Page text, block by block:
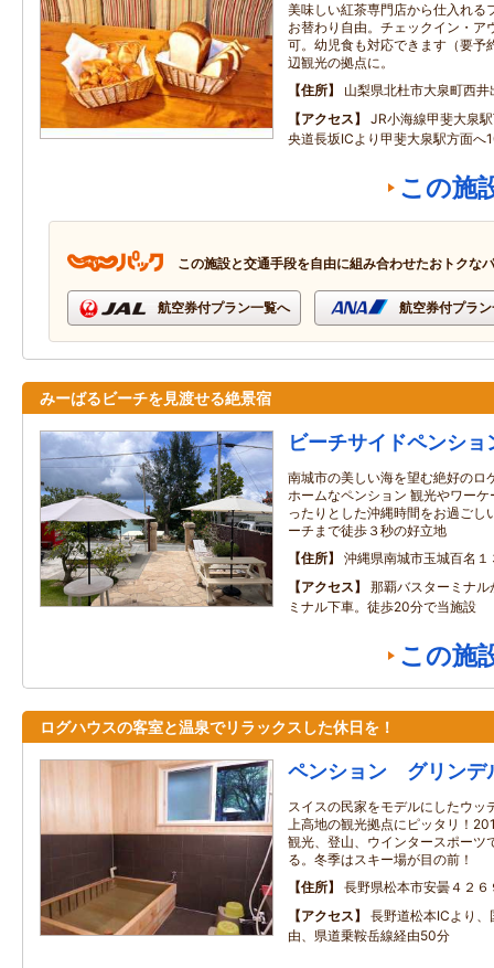
美味しい紅茶専門店から仕入れる
お替わり自由。チェックイン・ア
可。幼児食も対応できます（要予
辺観光の拠点に。
住所
山梨県北杜市大泉町西
アクセス
JR小海線甲斐大泉
央道長坂ICより甲斐大泉駅方面へ
この施
この施設と交通手段を自由に組み合わせたおトクな
航空券付プラン一覧へ 航空券付プラ
みーばるビーチを見渡せる絶景宿
ビーチサイドペンショ
南城市の美しい海を望む絶好のロ
ホームなペンション 観光やワー
ったりとした沖縄時間をお過ごし
ーチまで徒歩３秒の好立地
住所
沖縄県南城市玉城百名１
アクセス
那覇バスターミナ
ミナル下車。徒歩20分で当施設
この施
ログハウスの客室と温泉でリラックスした休日を！
ペンション グリンデ
スイスの民家をモデルにしたウッ
上高地の観光拠点にピッタリ！
観光、登山、ウインタースポーツ
る。冬季はスキー場が目の前！
住所
長野県松本市安曇４２６
アクセス
長野道松本ICより
由、県道乗鞍岳線経由50分